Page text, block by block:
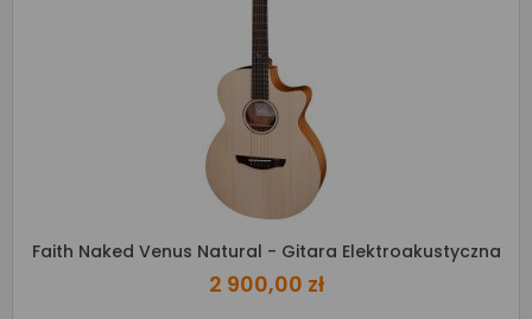
Faith Naked Venus Natural - Gitara Elektroakustyczna
2 900,00 zł